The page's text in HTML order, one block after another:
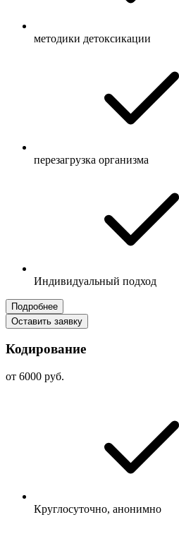
методики детоксикации
перезагрузка организма
Индивидуальный подход
Подробнее
Оставить заявку
Кодирование
от 6000 руб.
Круглосуточно, анонимно